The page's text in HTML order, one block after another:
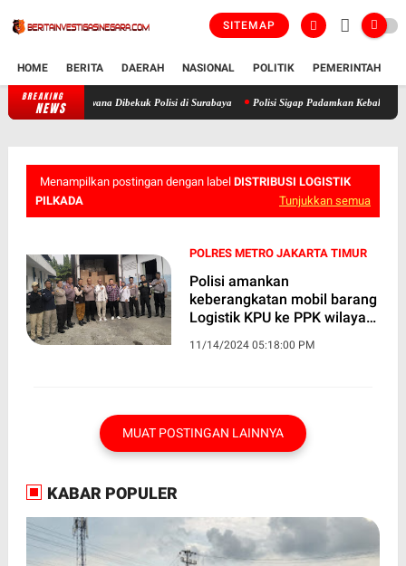
SITEMAP
HOME BERITA DAERAH NASIONAL POLITIK PEMERINTAH
BREAKING
NEWS Manfaatkan Kepercayaan Korban, Pelaku Curanmor Juwana Dibekuk
Menampilkan postingan dengan label DISTRIBUSI LOGISTIK
PILKADA
Tunjukkan semua
POLRES METRO JAKARTA TIMUR
Polisi amankan
keberangkatan mobil barang
Logistik KPU ke PPK wilayah
11/14/2024 05:18:00 PM
MUAT POSTINGAN LAINNYA
KABAR POPULER